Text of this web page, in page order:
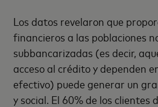
Los datos revelaron que
financieros a las poblaciones
subbancarizadas (es decir,
acceso al crédito y dependen
efectivo) puede generar un
y social. El 60% de los clientes